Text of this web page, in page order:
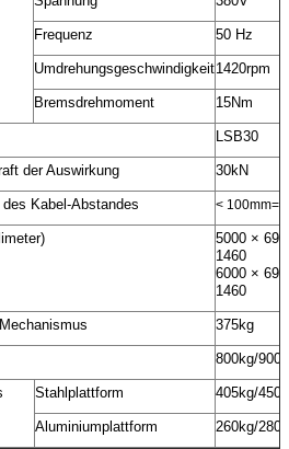
Frequenz 50 Hz
Umdrehungsgeschwindigkeit1420rpm
Bremsdrehmoment 15Nm
LSB30
der Auswirkung 30kN
Kabel-Abstandes <
5000 ×
1460
6000 ×
1460
375kg
800kg/
Stahlplattform 405kg/
Aluminiumplattform 260kg/